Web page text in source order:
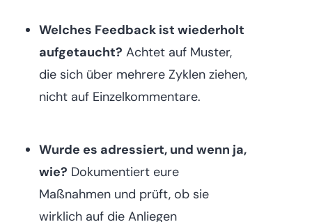
Welches Feedback ist wiederholt
aufgetaucht? Achtet auf Muster,
die sich über mehrere Zyklen ziehen,
nicht auf Einzelkommentare.
Wurde es adressiert, und wenn ja,
wie? Dokumentiert eure
Maßnahmen und prüft, ob sie
wirklich auf die Anliegen